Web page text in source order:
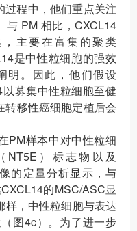
过程中，他们重点关注
与 PM 相比，CXCL14
主要在富集的聚类
是中性粒细胞的强效
明。因此，他们假设
募集中性粒细胞至健
转移性癌细胞定植后会
PM样本中对中性粒细
NT5E）标志物以及
的定量分析显示，与
的MSC/ASC显
样，中性粒细胞与表达
图4c）。为了进一步